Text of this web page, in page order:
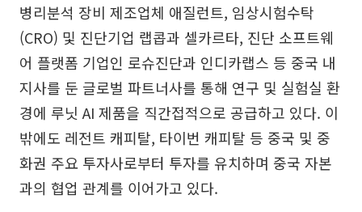
병리분석 장비 제조업체 애질런트, 임상시험수탁
(CRO) 및 진단기업 랩콥과 셀카르타, 진단 소프트웨
어 플랫폼 기업인 로슈진단과 인디카랩스 등 중국 내
지사를 둔 글로벌 파트너사를 통해 연구 및 실험실 환
경에 루닛 AI 제품을 직간접적으로 공급하고 있다. 이
밖에도 레전트 캐피탈, 타이번 캐피탈 등 중국 및 중
화권 주요 투자사로부터 투자를 유치하며 중국 자본
과의 협업 관계를 이어가고 있다.